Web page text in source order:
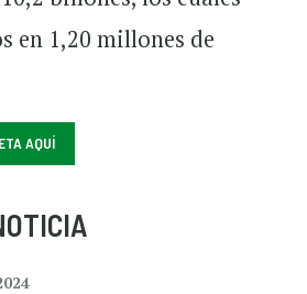
en 1,20 millones de
AQUÍ